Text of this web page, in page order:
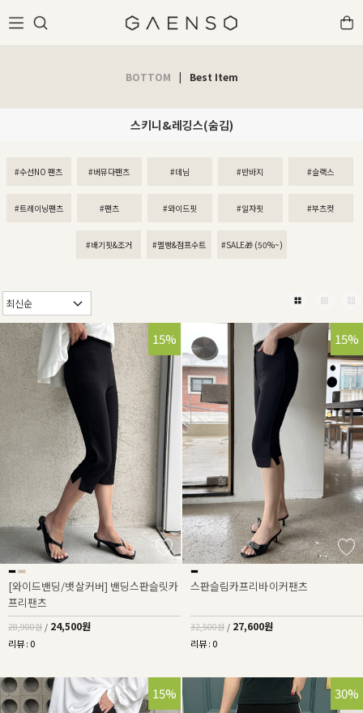
BOTTOM | Best Item
스키니&레깅스(숨김)
#수선NO 팬츠 #버뮤다팬츠 #데님 #반바지 #슬랙스
#트레이닝팬츠 #팬츠 #와이드핏 #일자핏 #부츠컷
#배기핏&조거 #멜빵&점프수트 #SALE🎁 (50%~)
15%
[와이드밴딩/뱃살커버] 밴딩스판슬릿카
프리팬츠
28,900원 / 24,500원
리뷰 : 0
15%
스판슬림카프리바이커팬츠
32,500원 / 27,600원
리뷰 : 0
15% 30%